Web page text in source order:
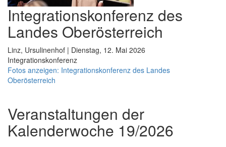
Integrationskonferenz des
Landes Oberösterreich
Linz, Ursulinenhof | Dienstag, 12. Mai 2026
Integrationskonferenz
Fotos anzeigen: Integrationskonferenz des Landes
Oberösterreich
Veranstaltungen der
Kalenderwoche 19/2026